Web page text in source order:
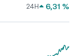
24H 6,31 %